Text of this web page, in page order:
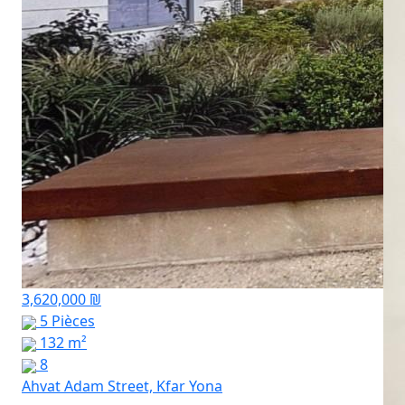
3,620,000 ₪
5 Pièces
132 m²
8
Ahvat Adam Street, Kfar Yona